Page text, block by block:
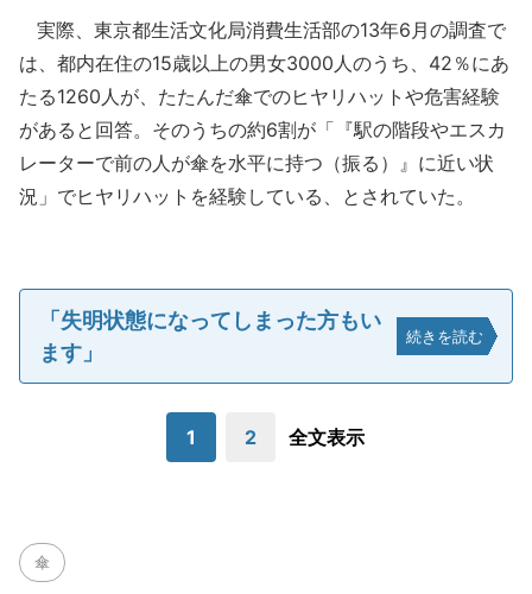
実際、東京都生活文化局消費生活部の13年6月の調査で
は、都内在住の15歳以上の男女3000人のうち、42％にあ
たる1260人が、たたんだ傘でのヒヤリハットや危害経験
があると回答。そのうちの約6割が「『駅の階段やエスカ
レーターで前の人が傘を水平に持つ（振る）』に近い状
況」でヒヤリハットを経験している、とされていた。
「失明状態になってしまった方もい
ます」
続きを読む
1 2 全文表示
傘